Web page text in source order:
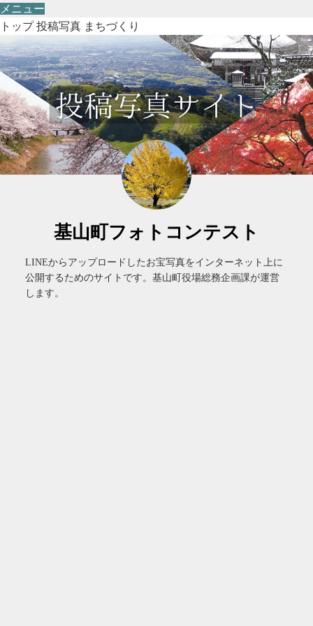
メニュー
トップ 投稿写真 まちづくり
基山町フォトコンテスト
LINEからアップロードしたお宝写真をインターネット上に
公開するためのサイトです。基山町役場総務企画課が運営
します。